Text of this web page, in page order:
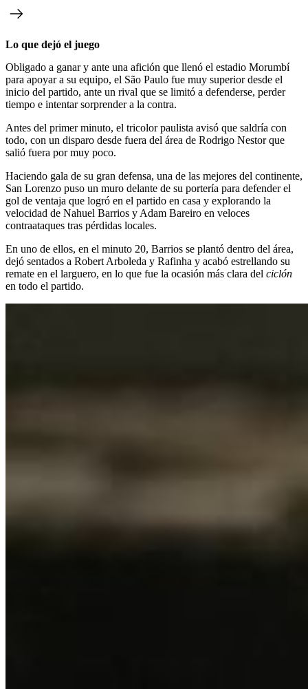
Lo que dejó el juego
Obligado a ganar y ante una afición que llenó el estadio Morumbí
para apoyar a su equipo, el São Paulo fue muy superior desde el
inicio del partido, ante un rival que se limitó a defenderse, perder
tiempo e intentar sorprender a la contra.
Antes del primer minuto, el tricolor paulista avisó que saldría con
todo, con un disparo desde fuera del área de Rodrigo Nestor que
salió fuera por muy poco.
Haciendo gala de su gran defensa, una de las mejores del continente,
San Lorenzo puso un muro delante de su portería para defender el
gol de ventaja que logró en el partido en casa y explorando la
velocidad de Nahuel Barrios y Adam Bareiro en veloces
contraataques tras pérdidas locales.
En uno de ellos, en el minuto 20, Barrios se plantó dentro del área,
dejó sentados a Robert Arboleda y Rafinha y acabó estrellando su
remate en el larguero, en lo que fue la ocasión más clara del ciclón
en todo el partido.